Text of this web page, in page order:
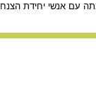
בת 18, והצטרפה לקיבוץ שדות